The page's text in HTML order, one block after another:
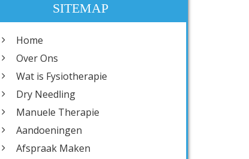
SITEMAP
Home
Over Ons
Wat is Fysiotherapie
Dry Needling
Manuele Therapie
Aandoeningen
Afspraak Maken